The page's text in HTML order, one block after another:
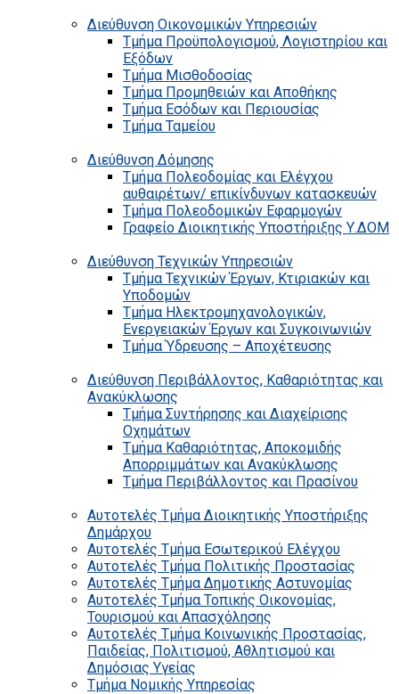
Διεύθυνση Οικονομικών Υπηρεσιών
Τμήμα Προϋπολογισμού, Λογιστηρίου και
Εξόδων
Τμήμα Μισθοδοσίας
Τμήμα Προμηθειών και Αποθήκης
Τμήμα Εσόδων και Περιουσίας
Τμήμα Ταμείου
Διεύθυνση Δόμησης
Τμήμα Πολεοδομίας και Ελέγχου
αυθαιρέτων/ επικίνδυνων κατασκευών
Τμήμα Πολεοδομικών Εφαρμογών
Γραφείο Διοικητικής Υποστήριξης Υ.ΔΟΜ
Διεύθυνση Τεχνικών Υπηρεσιών
Τμήμα Τεχνικών Έργων, Κτιριακών και
Υποδομών
Τμήμα Ηλεκτρομηχανολογικών,
Ενεργειακών Έργων και Συγκοινωνιών
Τμήμα Ύδρευσης – Αποχέτευσης
Διεύθυνση Περιβάλλοντος, Καθαριότητας και
Ανακύκλωσης
Τμήμα Συντήρησης και Διαχείρισης
Οχημάτων
Τμήμα Καθαριότητας, Αποκομιδής
Απορριμμάτων και Ανακύκλωσης
Τμήμα Περιβάλλοντος και Πρασίνου
Αυτοτελές Τμήμα Διοικητικής Υποστήριξης
Δημάρχου
Αυτοτελές Τμήμα Εσωτερικού Ελέγχου
Αυτοτελές Τμήμα Πολιτικής Προστασίας
Αυτοτελές Τμήμα Δημοτικής Αστυνομίας
Αυτοτελές Τμήμα Τοπικής Οικονομίας,
Τουρισμού και Απασχόλησης
Αυτοτελές Τμήμα Κοινωνικής Προστασίας,
Παιδείας, Πολιτισμού, Αθλητισμού και
Δημόσιας Υγείας
Τμήμα Νομικής Υπηρεσίας